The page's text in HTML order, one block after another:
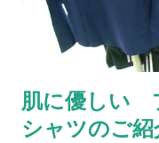
肌に優しい
シャツのご紹